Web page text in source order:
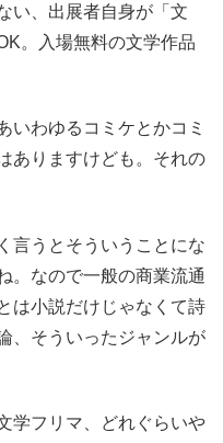
い、出展者自身が「文
。入場無料の文学作品
いわゆるコミケとかコミ
ありますけども。それの
言うとそういうことにな
。なので一般の商業流通
は小説だけじゃなくて詩
、そういったジャンルが
学フリマ、どれぐらいや